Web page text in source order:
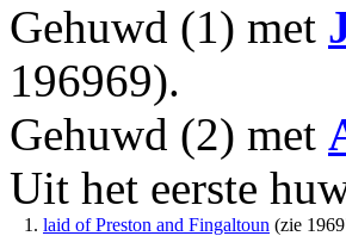
Gehuwd (1) met
196969).
Gehuwd (2) met
Uit het eerste
1. laid of Preston and Fingaltoun (zie